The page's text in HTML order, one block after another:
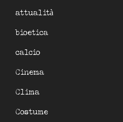
attualità
bioetica
calcio
Cinema
Clima
Costume